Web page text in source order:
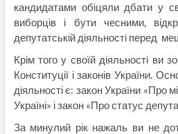
кандидатами обіцяли дбати у
виборців і бути чесними,
депутатській діяльності перед
Крім того у своїй діяльності ви
Конституції і законів України.
діяльності є: закон України «Про
Україні» і закон «Про статус
За минулий рік нажаль ви не